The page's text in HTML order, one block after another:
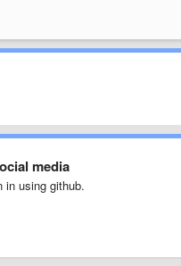
media
in using github.